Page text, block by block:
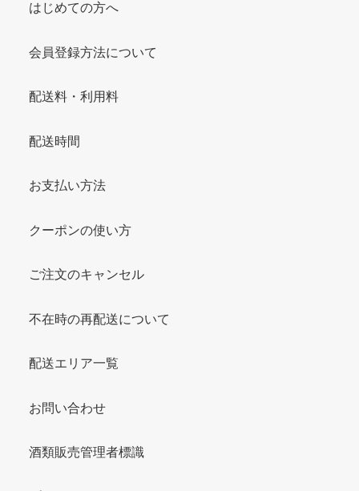
はじめての方へ
会員登録方法について
配送料・利用料
配送時間
お支払い方法
クーポンの使い方
ご注文のキャンセル
不在時の再配送について
配送エリア一覧
お問い合わせ
酒類販売管理者標識